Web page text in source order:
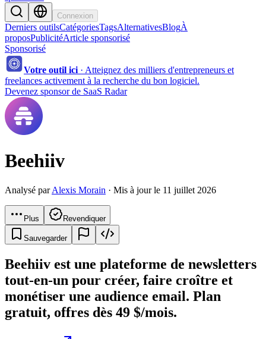
Connexion
Derniers outilsCatégoriesTagsAlternativesBlogÀ
proposPublicitéArticle sponsorisé
Sponsorisé
Votre outil ici · Atteignez des milliers d'entrepreneurs et
freelances activement à la recherche du bon logiciel.
Devenez sponsor de SaaS Radar
Beehiiv
Analysé parAlexis Morain · Mis à jour le 11 juillet 2026
Plus Revendiquer
Sauvegarder
Beehiiv est une plateforme de newsletters
tout-en-un pour créer, faire croître et
monétiser une audience email. Plan
gratuit, offres dès 49 $/mois.